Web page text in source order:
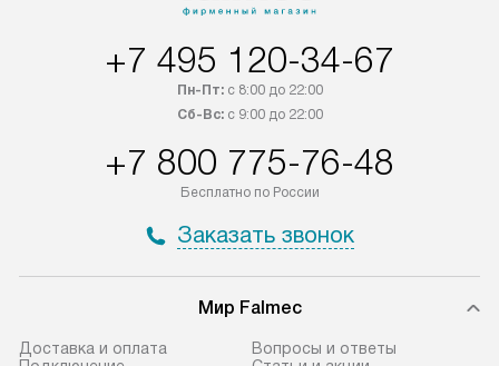
Возможна доставка товаров по
+7 495 120-34-67
Пн-Пт:с 8:00 до 22:00
Сб-Вс:с 9:00 до 22:00
+7 800 775-76-48
Бесплатно по России
Заказать звонок
Мир Falmec
Доставка и оплата
Вопросы и ответы